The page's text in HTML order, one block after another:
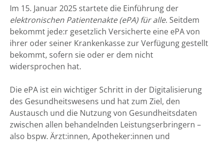
Im 15. Januar 2025 startete die Einführung der
elektronischen Patientenakte (ePA) für alle. Seitdem
bekommt jede:r gesetzlich Versicherte eine ePA von
ihrer oder seiner Krankenkasse zur Verfügung gestellt
bekommt, sofern sie oder er dem nicht
widersprochen hat.
Die ePA ist ein wichtiger Schritt in der Digitalisierung
des Gesundheitswesens und hat zum Ziel, den
Austausch und die Nutzung von Gesundheitsdaten
zwischen allen behandelnden Leistungserbringern –
also bspw. Ärzt:innen, Apotheker:innen und